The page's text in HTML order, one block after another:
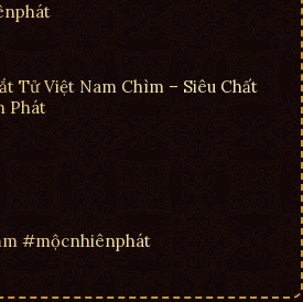
Tử Việt Nam Chìm – Siêu Chất
Phát
#mộcnhiênphát